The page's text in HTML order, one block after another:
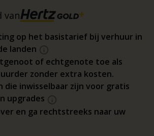
van
op het basistarief bij verhuur in
landen
of echtgenote toe als
zonder extra kosten.
die inwisselbaar zijn voor gratis
upgrades
en ga rechtstreeks naar uw